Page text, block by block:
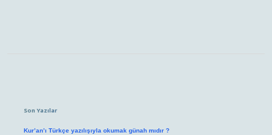
Son Yazılar
Kur’an’ı Türkçe yazılışıyla okumak günah mıdır ?